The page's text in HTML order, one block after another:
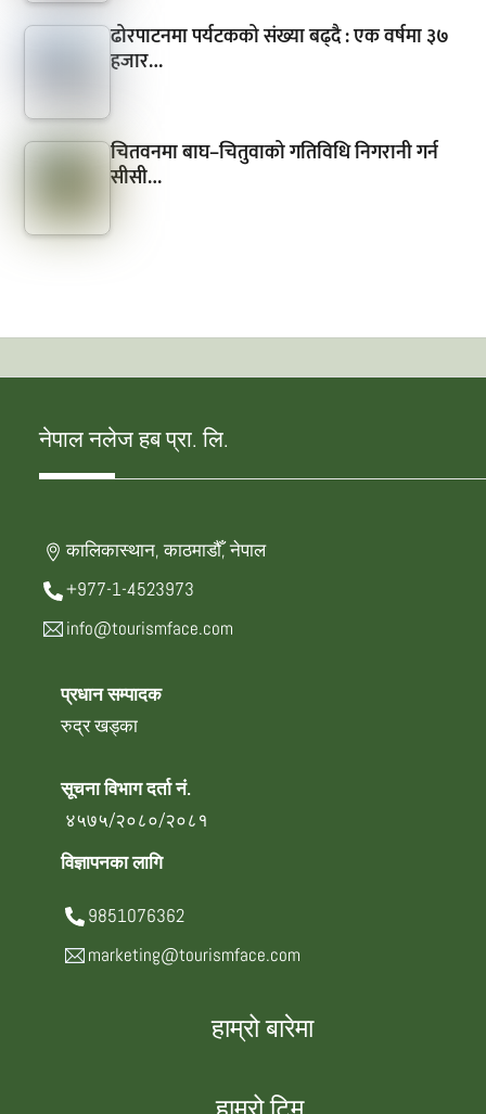
ढोरपाटनमा पर्यटकको संख्या बढ्दै : एक वर्षमा ३७
हजार…
चितवनमा बाघ–चितुवाको गतिविधि निगरानी गर्न
सीसी…
नेपाल नलेज हब प्रा. लि.
कालिकास्थान, काठमाडौँ, नेपाल
+977-1-4523973
info@tourismface.com
प्रधान सम्पादक
रुद्र खड्का
सूचना विभाग दर्ता नं.
४५७५/२०८०/२०८१
विज्ञापनका लागि
9851076362
marketing@tourismface.com
हाम्रो बारेमा